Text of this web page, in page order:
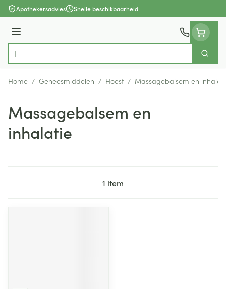
Ga naar de inhoud
Apothekersadvies Snelle beschikbaarheid
Menu
Product, merk, categorie...
Zoek
Home / Geneesmiddelen / Hoest / Massagebalsem en
Massagebalsem en
inhalatie
1 item